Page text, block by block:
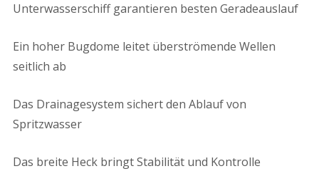
Unterwasserschiff garantieren besten Geradeauslauf
Ein hoher Bugdome leitet überströmende Wellen
seitlich ab
Das Drainagesystem sichert den Ablauf von
Spritzwasser
Das breite Heck bringt Stabilität und Kontrolle